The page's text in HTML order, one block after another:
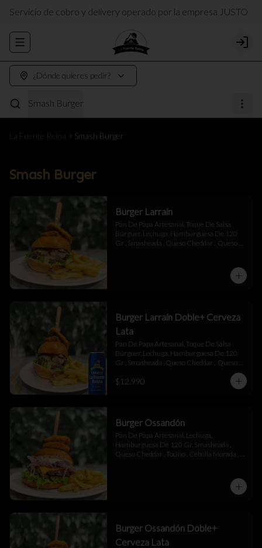
Servicio de cobro y delivery operado por la empresa JUSTO
Abrir menu de navegación Login
¿Dónde quieres pedir?
Smash Burger
La Fuente Reina Smash Burger
Smash Burger
Burger Larraín
Pan De Papa Artesanal, Toque De Salsa
Búrguer, Lechuga, Hamburguesa De 120
Gr , Smasheada , Queso Cheddar ,  Queso
Burger Larraín Doble+ Cerveza
Lata
Pan De Papa Artesanal, Toque De Salsa
Búrguer, Lechuga, Hamburguesa De 120
Gr , Smasheada , Queso Cheddar ,  Queso
Champiñones Salteados , Toque De
$12.990
Burger Ossandón
Pan De Papa Artesanal, Lechuga,
Hamburguesa De 120 Gr, Smasheada ,
Queso Cheddar , Tocino , Cebolla Morada ,
Burger Ossandón Doble+
Cerveza Lata